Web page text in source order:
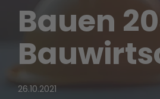
Bauen
26.10.2021